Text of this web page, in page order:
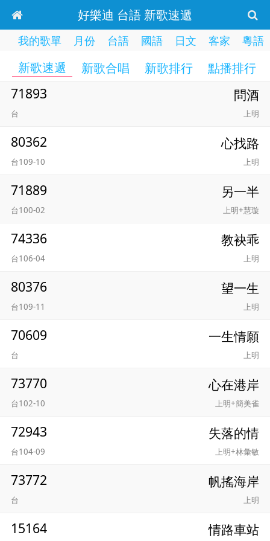
好樂迪 台語 新歌速遞
我的歌單 月份 台語 國語 日文 客家 粵語
新歌速遞 新歌合唱 新歌排行 點播排行
71893 問酒
台 上明
80362 心找路
台109-10 上明
71889 另一半
台100-02 上明+慧璇
74336 教袂乖
台106-04 上明
80376 望一生
台109-11 上明
70609 一生情願
台 上明
73770 心在港岸
台102-10 上明+簡美雀
72943 失落的情
台104-09 上明+林彙敏
73772 帆搖海岸
台 上明
15164 情路車站